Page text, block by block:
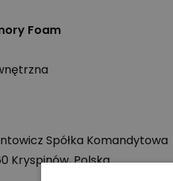
Foam
Spółka Komandytowa
Kryspinów, Polska